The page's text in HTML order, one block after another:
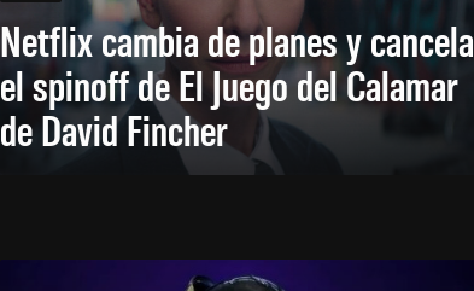
Netflix cambia de planes y cancela
el spinoff de El Juego del Calamar
de David Fincher